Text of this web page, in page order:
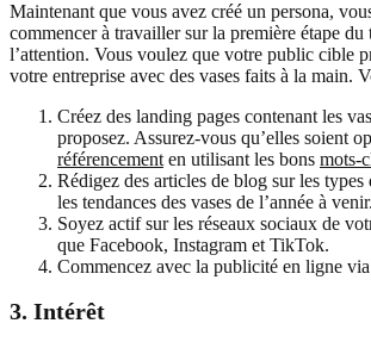
Maintenant que vous avez créé un persona,
commencer à travailler sur la première étape du
l’attention. Vous voulez que votre public cible
votre entreprise avec des vases faits à la main.
Créez des landing pages contenant les
proposez. Assurez-vous qu’elles soient
référencement en utilisant les bons mots-
Rédigez des articles de blog sur les types
les tendances des vases de l’année à venir.
Soyez actif sur les réseaux sociaux de
que Facebook, Instagram et TikTok.
Commencez avec la publicité en ligne
3. Intérêt